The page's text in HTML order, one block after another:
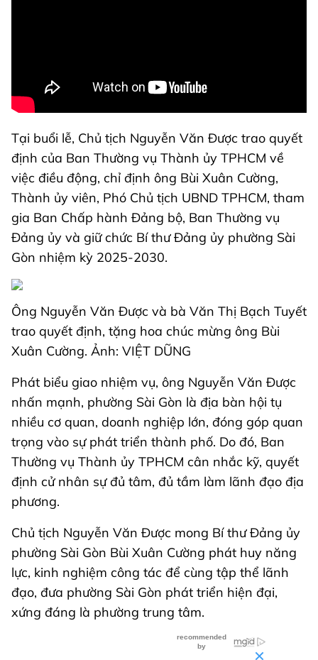
Tại buổi lễ, Chủ tịch Nguyễn Văn Được trao quyết
định của Ban Thường vụ Thành ủy TPHCM về
việc điều động, chỉ định ông Bùi Xuân Cường,
Thành ủy viên, Phó Chủ tịch UBND TPHCM, tham
gia Ban Chấp hành Đảng bộ, Ban Thường vụ
Đảng ủy và giữ chức Bí thư Đảng ủy phường Sài
Gòn nhiệm kỳ 2025-2030.
Ông Nguyễn Văn Được và bà Văn Thị Bạch Tuyết
trao quyết định, tặng hoa chúc mừng ông Bùi
Xuân Cường. Ảnh: VIỆT DŨNG
Phát biểu giao nhiệm vụ, ông Nguyễn Văn Được
nhấn mạnh, phường Sài Gòn là địa bàn hội tụ
nhiều cơ quan, doanh nghiệp lớn, đóng góp quan
trọng vào sự phát triển thành phố. Do đó, Ban
Thường vụ Thành ủy TPHCM cân nhắc kỹ, quyết
định cử nhân sự đủ tâm, đủ tầm làm lãnh đạo địa
phương.
Chủ tịch Nguyễn Văn Được mong Bí thư Đảng ủy
phường Sài Gòn Bùi Xuân Cường phát huy năng
lực, kinh nghiệm công tác để cùng tập thể lãnh
đạo, đưa phường Sài Gòn phát triển hiện đại,
xứng đáng là phường trung tâm.